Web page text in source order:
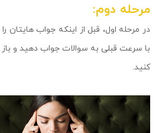
مرحله دوم:
در مرحله اول، قبل از اینکه جواب هایتان
با سرعت قبلی به سوالات جواب دهید و
کنید.